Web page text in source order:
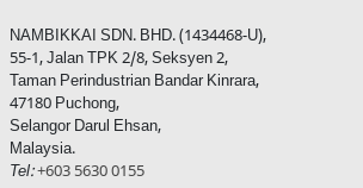
NAMBIKKAI SDN. BHD. (1434468-U),
55-1, Jalan TPK 2/8, Seksyen 2,
Taman Perindustrian Bandar Kinrara,
47180 Puchong,
Selangor Darul Ehsan,
Malaysia.
Tel:+603 5630 0155